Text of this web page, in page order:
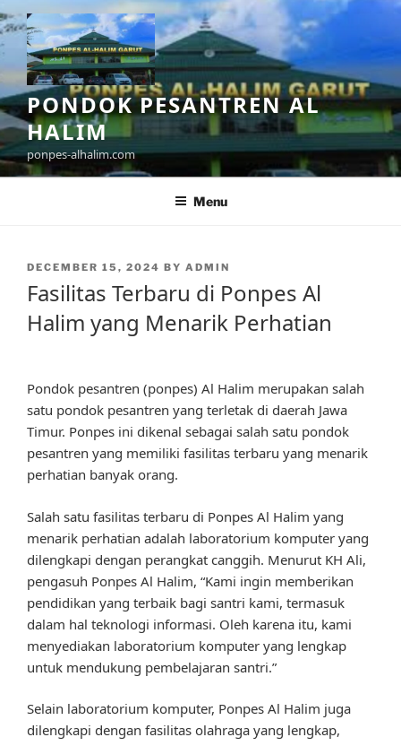
Skip
to
content
PONDOK PESANTREN AL
HALIM
ponpes-alhalim.com
Menu
POSTED
DECEMBER 15, 2024 BY ADMIN
Fasilitas Terbaru di Ponpes Al
Halim yang Menarik Perhatian
Pondok pesantren (ponpes) Al Halim merupakan salah
satu pondok pesantren yang terletak di daerah Jawa
Timur. Ponpes ini dikenal sebagai salah satu pondok
pesantren yang memiliki fasilitas terbaru yang menarik
perhatian banyak orang.
Salah satu fasilitas terbaru di Ponpes Al Halim yang
menarik perhatian adalah laboratorium komputer yang
dilengkapi dengan perangkat canggih. Menurut KH Ali,
pengasuh Ponpes Al Halim, “Kami ingin memberikan
pendidikan yang terbaik bagi santri kami, termasuk
dalam hal teknologi informasi. Oleh karena itu, kami
menyediakan laboratorium komputer yang lengkap
untuk mendukung pembelajaran santri.”
Selain laboratorium komputer, Ponpes Al Halim juga
dilengkapi dengan fasilitas olahraga yang lengkap,